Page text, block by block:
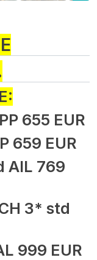
655 EUR
659 EUR
AlL 769
3* std
999 EUR